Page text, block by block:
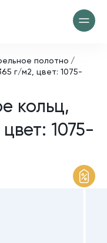
полотно
г/м2, цвет: 1075-
кольц,
1075-